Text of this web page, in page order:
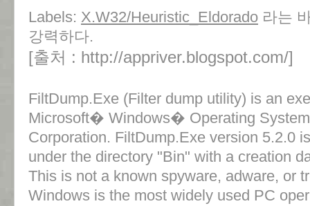
Labels: X.W32/Heuristic_Eldorado 라는
강력하다.
[출처 : http://appriver.blogspot.com/]
FiltDump.Exe (Filter dump utility) is an
Microsoft� Windows� Operating
Corporation. FiltDump.Exe version 5.2.0
under the directory "Bin" with a creation
This is not a known spyware, adware, or
Windows is the most widely used PC